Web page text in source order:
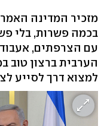
מזכיר המדינה
בכמה פשרות, בלי
עם הצרפתים,
הערבית ברצון טוב
למצוא דרך לסייע